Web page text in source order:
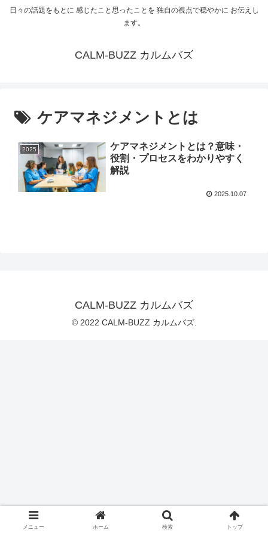
日々の話題をもとに 感じたこと思ったことを 独自の視点で穏やかに お伝えし
ます。
CALM-BUZZ カルムバズ
ケアマネジメントとは
2025
ケアマネジメントとは？意味・
役割・プロセスをわかりやすく
解説
2025.10.07
CALM-BUZZ カルムバズ
© 2022 CALM-BUZZ カルムバズ.
メニュー ホーム 検索 トップ